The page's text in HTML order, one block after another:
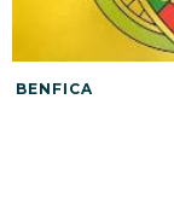
BENFICA